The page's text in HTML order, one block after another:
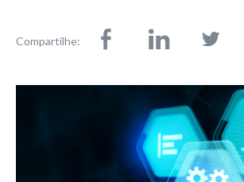
Compartilhe: